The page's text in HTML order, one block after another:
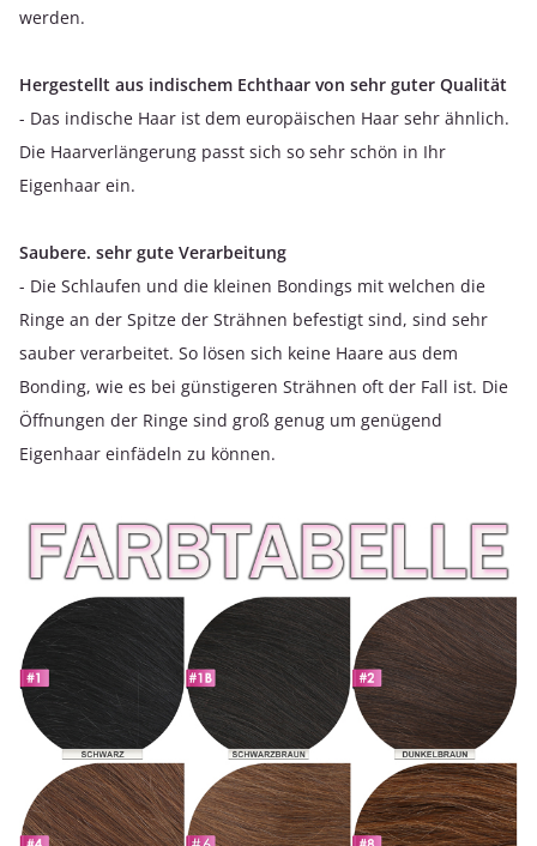
werden.
Hergestellt aus indischem Echthaar von sehr guter Qualität
- Das indische Haar ist dem europäischen Haar sehr ähnlich.
Die Haarverlängerung passt sich so sehr schön in Ihr
Eigenhaar ein.
Saubere. sehr gute Verarbeitung
- Die Schlaufen und die kleinen Bondings mit welchen die
Ringe an der Spitze der Strähnen befestigt sind, sind sehr
sauber verarbeitet. So lösen sich keine Haare aus dem
Bonding, wie es bei günstigeren Strähnen oft der Fall ist. Die
Öffnungen der Ringe sind groß genug um genügend
Eigenhaar einfädeln zu können.